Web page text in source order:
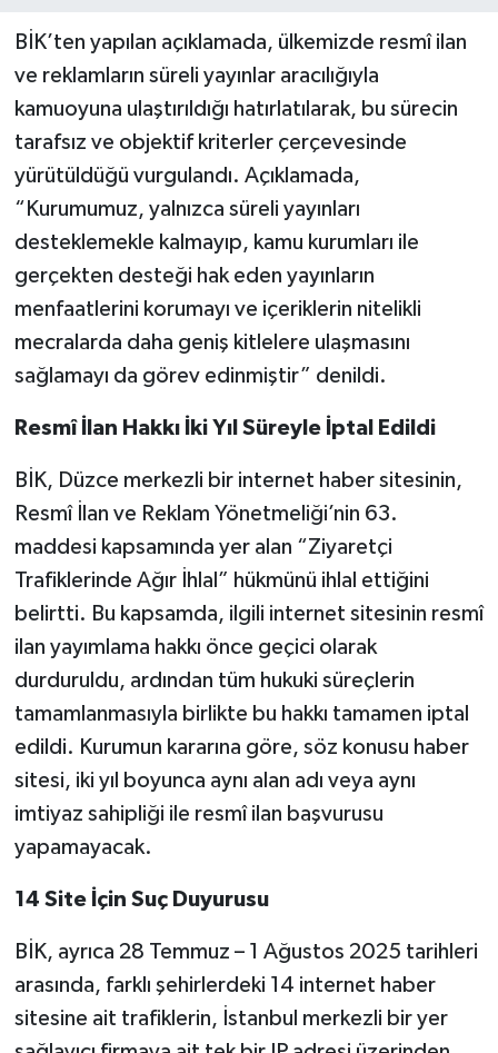
BİK’ten yapılan açıklamada, ülkemizde resmî ilan
ve reklamların süreli yayınlar aracılığıyla
kamuoyuna ulaştırıldığı hatırlatılarak, bu sürecin
tarafsız ve objektif kriterler çerçevesinde
yürütüldüğü vurgulandı. Açıklamada,
“Kurumumuz, yalnızca süreli yayınları
desteklemekle kalmayıp, kamu kurumları ile
gerçekten desteği hak eden yayınların
menfaatlerini korumayı ve içeriklerin nitelikli
mecralarda daha geniş kitlelere ulaşmasını
sağlamayı da görev edinmiştir” denildi.
Resmî İlan Hakkı İki Yıl Süreyle İptal Edildi
BİK, Düzce merkezli bir internet haber sitesinin,
Resmî İlan ve Reklam Yönetmeliği’nin 63.
maddesi kapsamında yer alan “Ziyaretçi
Trafiklerinde Ağır İhlal” hükmünü ihlal ettiğini
belirtti. Bu kapsamda, ilgili internet sitesinin resmî
ilan yayımlama hakkı önce geçici olarak
durduruldu, ardından tüm hukuki süreçlerin
tamamlanmasıyla birlikte bu hakkı tamamen iptal
edildi. Kurumun kararına göre, söz konusu haber
sitesi, iki yıl boyunca aynı alan adı veya aynı
imtiyaz sahipliği ile resmî ilan başvurusu
yapamayacak.
14 Site İçin Suç Duyurusu
BİK, ayrıca 28 Temmuz – 1 Ağustos 2025 tarihleri
arasında, farklı şehirlerdeki 14 internet haber
sitesine ait trafiklerin, İstanbul merkezli bir yer